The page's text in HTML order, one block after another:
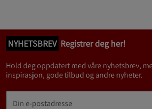
NYHETSBREV Registrer deg her!
Hold deg oppdatert med våre nyhetsbrev,
inspirasjon, gode tilbud og andre nyheter.